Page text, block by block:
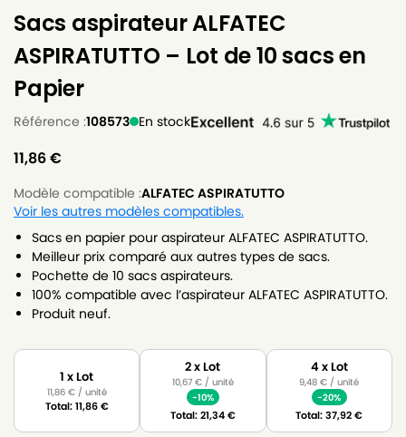
Sacs aspirateur ALFATEC
ASPIRATUTTO – Lot de 10 sacs en
Papier
Référence :108573 En stock
11,86€
Modèle compatible :ALFATEC ASPIRATUTTO
Voir les autres modèles compatibles.
Sacs en papier pour aspirateur ALFATEC ASPIRATUTTO.
Meilleur prix comparé aux autres types de sacs.
Pochette de 10 sacs aspirateurs.
100% compatible avec l’aspirateur ALFATEC ASPIRATUTTO.
Produit neuf.
1 x Lot
11,86 €/ unité
Total:11,86€
2 x Lot
10,67 €/ unité
-10%
Total:21,34€
4 x Lot
9,48€ / unité
-20%
Total:37,92€